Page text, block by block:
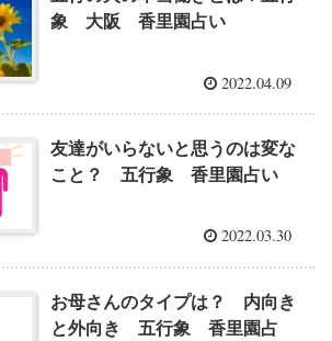
象 大阪 香里園占い
2022.04.09
友達がいらないと思うのは変な
こと？ 五行象 香里園占い
2022.03.30
お母さんのタイプは？ 内向き
と外向き 五行象 香里園占